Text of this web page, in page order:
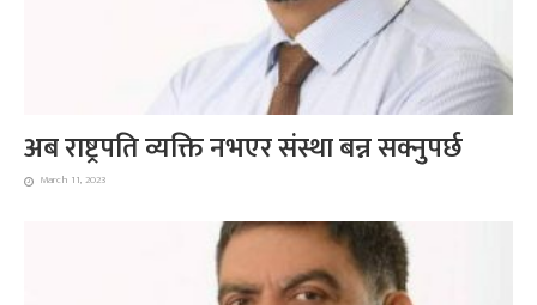
अब राष्ट्रपति व्यक्ति नभएर संस्था बन्न सक्नुपर्छ
March 11, 2023